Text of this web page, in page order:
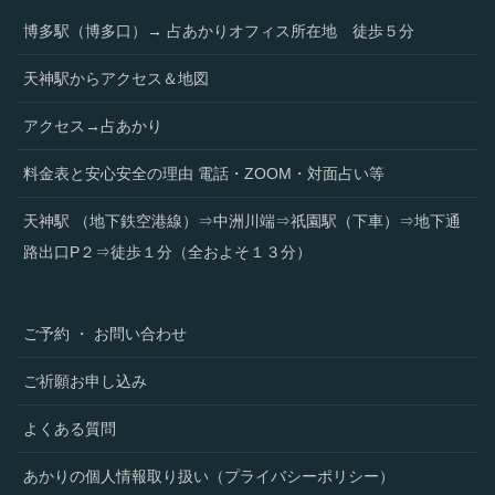
博多駅（博多口）→ 占あかりオフィス所在地 徒歩５分
天神駅からアクセス＆地図
アクセス→占あかり
料金表と安心安全の理由 電話・ZOOM・対面占い等
天神駅 （地下鉄空港線）⇒中洲川端⇒祇園駅（下車）⇒地下通
路出口P２⇒徒歩１分（全およそ１３分）
ご予約 ・ お問い合わせ
ご祈願お申し込み
よくある質問
あかりの個人情報取り扱い（プライバシーポリシー）